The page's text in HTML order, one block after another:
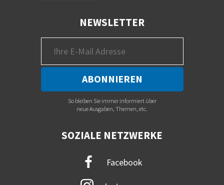
NEWSLETTER
So bleiben Sie immer informiert über
neue Ausgaben, Themen, etc.
SOZIALE NETZWERKE
Facebook